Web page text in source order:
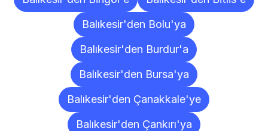
Balıkesir'den Bolu'ya
Balıkesir'den Burdur'a
Balıkesir'den Bursa'ya
Balıkesir'den Çanakkale'ye
Balıkesir'den Çankırı'ya